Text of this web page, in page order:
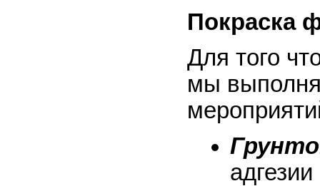
Покраска
Для того
мы